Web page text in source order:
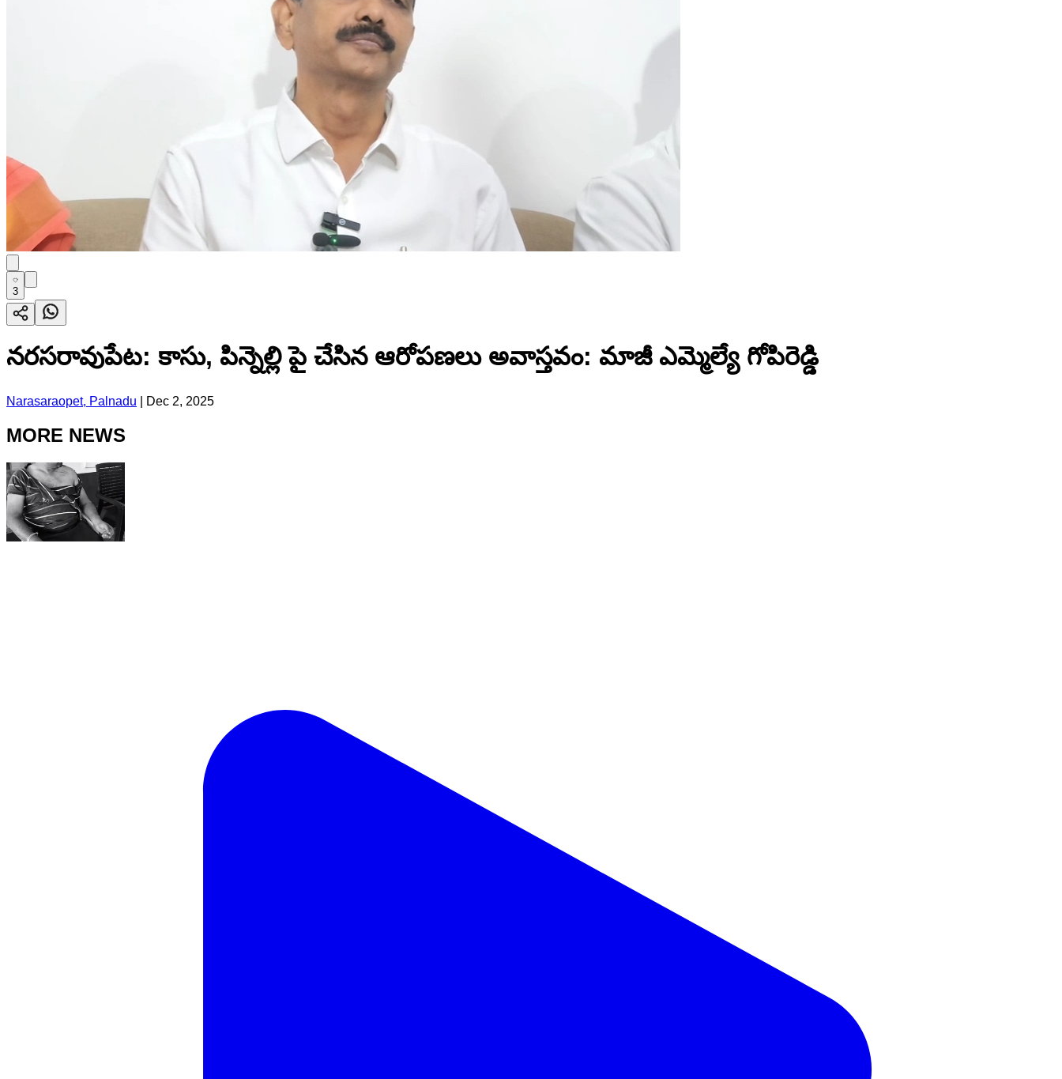
3
నరసరావుపేట: కాసు, పిన్నెల్లి పై చేసిన ఆరోపణలు అవాస్తవం: మాజీ ఎమ్మెల్యే గోపిరెడ్డి
Narasaraopet, Palnadu Dec 2, 2025
MORE NEWS